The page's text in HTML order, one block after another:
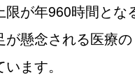
が年960時間とな
が懸念される医療
ます。